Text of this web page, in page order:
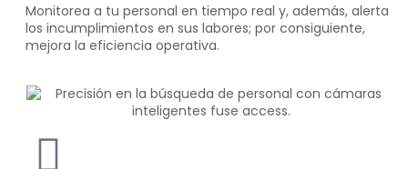
Monitorea a tu personal en tiempo real y, además, alerta
los incumplimientos en sus labores; por consiguiente,
mejora la eficiencia operativa.